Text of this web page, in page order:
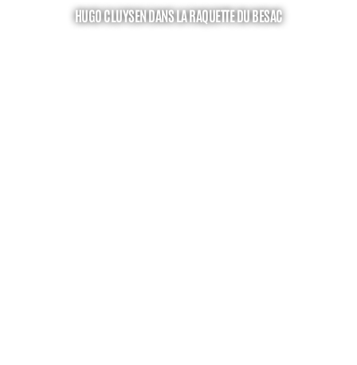
HUGO CLUYSEN DANS LA RAQUETTE DU BESAC